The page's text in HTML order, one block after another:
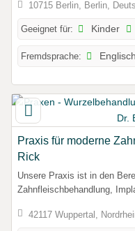
10715 Berlin, Berlin,
Geeignet für: Kinder
Fremdsprache: Englisch
Praxis für moderne
Rick
Unsere Praxis ist in den
Zahnfleischbehandlung,
42117 Wuppertal,